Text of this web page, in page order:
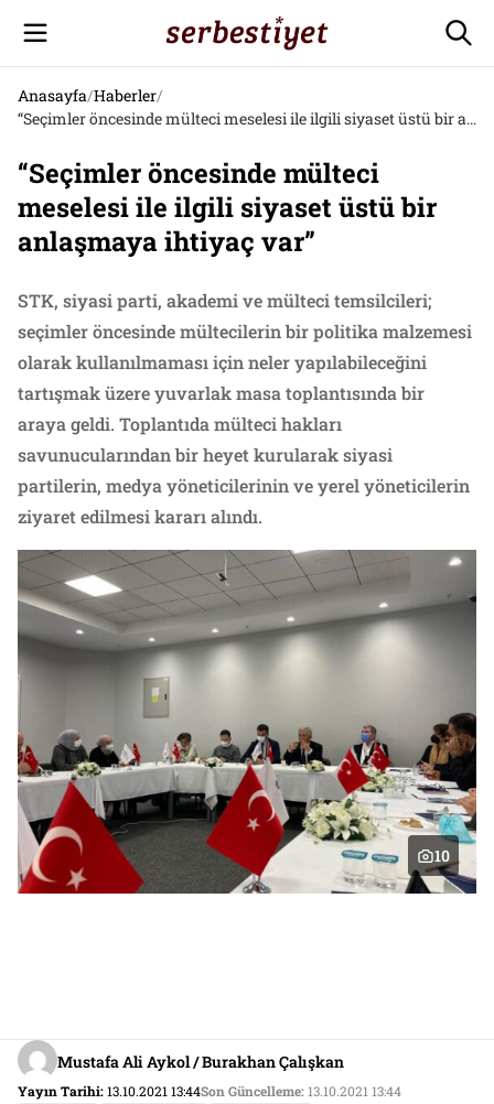
Anasayfa/Haberler/
“Seçimler öncesinde mülteci meselesi ile ilgili siyaset üstü bir anlaşmaya ihtiyaç var”
“Seçimler öncesinde mülteci
meselesi ile ilgili siyaset üstü bir
anlaşmaya ihtiyaç var”
STK, siyasi parti, akademi ve mülteci temsilcileri;
seçimler öncesinde mültecilerin bir politika malzemesi
olarak kullanılmaması için neler yapılabileceğini
tartışmak üzere yuvarlak masa toplantısında bir
araya geldi. Toplantıda mülteci hakları
savunucularından bir heyet kurularak siyasi
partilerin, medya yöneticilerinin ve yerel yöneticilerin
ziyaret edilmesi kararı alındı.
10
Mustafa Ali Aykol / Burakhan Çalışkan
Yayın Tarihi:13.10.2021 13:44Son Güncelleme:13.10.2021 13:44